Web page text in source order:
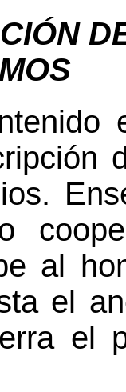
al
el
el